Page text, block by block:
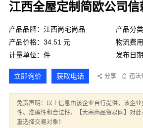
江西全屋定制简欧公司信
产品品牌：江西尚宅尚品
产品分
产品价格：34.51 元
物流费
计量单位：件
立即询价 获取电话 分享 违法
免责声明：以上信息由该企业自行提供，该企
性、准确性和合法性。【大宗商品贸易网】对
重选择交易对象！